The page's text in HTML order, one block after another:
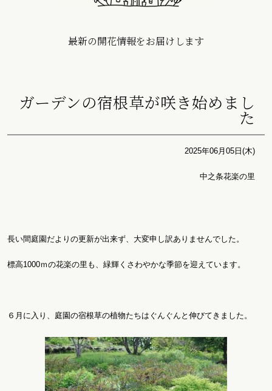
最新の開花情報をお届けします
ガーデンの宿根草が咲き始めまし
た
2025年06月05日(木)
中之条花楽の里
長い間庭園だよりの更新が出来ず、大変申し訳ありませんでした。
標高1000ｍの花楽の里も、緑輝くさわやかな季節を迎えています。
６月に入り、庭園の宿根草の植物たちはぐんぐんと伸びてきました。